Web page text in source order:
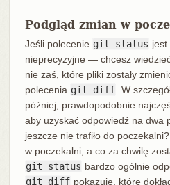
Podgląd zmian w
Jeśli polecenie git status jest
nieprecyzyjne — chcesz
nie zaś, które pliki zostały
polecenia git diff . W
później; prawdopodobnie
aby uzyskać odpowiedź na dwa
jeszcze nie trafiło do
w poczekalni, a co za chwilę
git status bardzo ogólnie
git diff pokazuje, które